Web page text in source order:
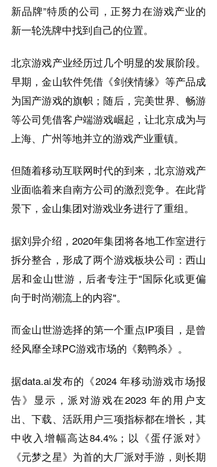
新品牌”特质的公司，正努力在游戏产业的
新一轮洗牌中找到自己的位置。
北京游戏产业经历过几个明显的发展阶段。
早期，金山软件凭借《剑侠情缘》等产品成
为国产游戏的旗帜；随后，完美世界、畅游
等公司凭借客户端游戏崛起，让北京成为与
上海、广州等地并立的游戏产业重镇。
但随着移动互联网时代的到来，北京游戏产
业面临着来自南方公司的激烈竞争。在此背
景下，金山集团对游戏业务进行了重组。
据刘异介绍，2020年集团将各地工作室进行
拆分整合，形成了两个游戏板块公司：西山
居和金山世游，后者专注于"国际化或更偏
向于时尚潮流上的内容"。
而金山世游选择的第一个重点IP项目，是曾
经风靡全球PC游戏市场的《鹅鸭杀》。
据data.ai发布的《2024 年移动游戏市场报
告》显示，派对游戏在2023 年的用户支
出、下载、活跃用户三项指标都在增长，其
中收入增幅高达84.4%；以《蛋仔派对》
《元梦之星》为首的大厂派对手游，则长期